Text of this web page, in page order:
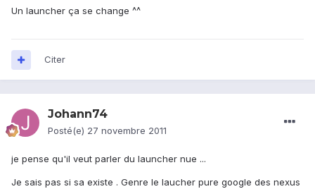
Un launcher ça se change ^^
Citer
Johann74
Posté(e) 27 novembre 2011
je pense qu'il veut parler du launcher nue ...
Je sais pas si sa existe . Genre le laucher pure google des nexus